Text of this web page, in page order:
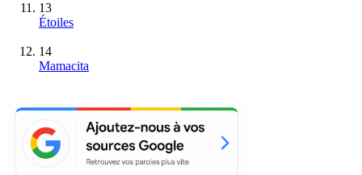
13
Étoiles
14
Mamacita